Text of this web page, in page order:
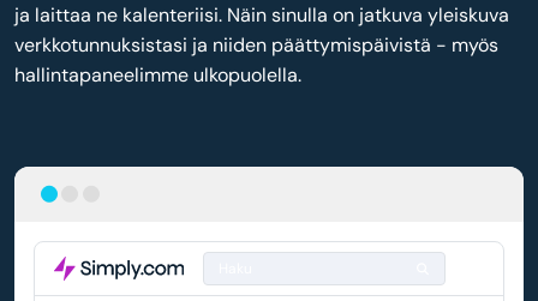
ja laittaa ne kalenteriisi. Näin sinulla on jatkuva yleiskuva
verkkotunnuksistasi ja niiden päättymispäivistä - myös
hallintapaneelimme ulkopuolella.